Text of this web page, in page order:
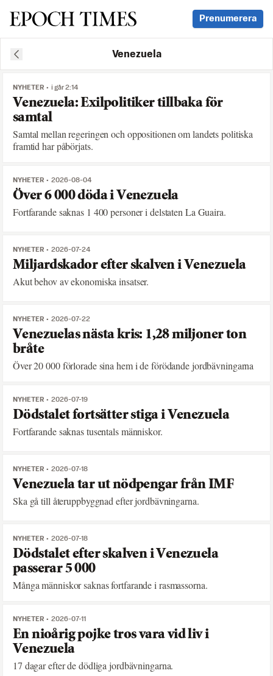
Svenska Epoch Times Prenumerera
Venezuela
NYHETER i går 2:14
Venezuela: Exilpolitiker tillbaka för
samtal
Samtal mellan regeringen och oppositionen om landets politiska
framtid har påbörjats.
NYHETER 2026-08-04
Över 6 000 döda i Venezuela
Fortfarande saknas 1 400 personer i delstaten La Guaira.
NYHETER 2026-07-24
Miljardskador efter skalven i Venezuela
Akut behov av ekonomiska insatser.
NYHETER 2026-07-22
Venezuelas nästa kris: 1,28 miljoner ton
bråte
Över 20 000 förlorade sina hem i de förödande jordbävningarna
NYHETER 2026-07-19
Dödstalet fortsätter stiga i Venezuela
Fortfarande saknas tusentals människor.
NYHETER 2026-07-18
Venezuela tar ut nödpengar från IMF
Ska gå till återuppbyggnad efter jordbävningarna.
NYHETER 2026-07-18
Dödstalet efter skalven i Venezuela
passerar 5 000
Många människor saknas fortfarande i rasmassorna.
NYHETER 2026-07-11
En nioårig pojke tros vara vid liv i
Venezuela
17 dagar efter de dödliga jordbävningarna.